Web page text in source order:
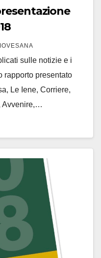
sulle notizie e i
rapporto presentato
Le Iene, Corriere,
Avvenire,…